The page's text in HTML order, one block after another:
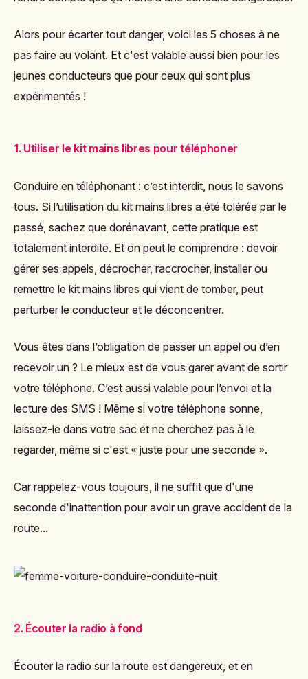
Alors pour écarter tout danger, voici les 5 choses à ne
pas faire au volant. Et c'est valable aussi bien pour les
jeunes conducteurs que pour ceux qui sont plus
expérimentés !
1. Utiliser le kit mains libres pour téléphoner
Conduire en téléphonant : c’est interdit, nous le savons
tous. Si l’utilisation du kit mains libres a été tolérée par le
passé, sachez que dorénavant, cette pratique est
totalement interdite. Et on peut le comprendre : devoir
gérer ses appels, décrocher, raccrocher, installer ou
remettre le kit mains libres qui vient de tomber, peut
perturber le conducteur et le déconcentrer.
Vous êtes dans l’obligation de passer un appel ou d’en
recevoir un ? Le mieux est de vous garer avant de sortir
votre téléphone. C’est aussi valable pour l’envoi et la
lecture des SMS ! Même si votre téléphone sonne,
laissez-le dans votre sac et ne cherchez pas à le
regarder, même si c'est « juste pour une seconde ».
Car rappelez-vous toujours, il ne suffit que d'une
seconde d'inattention pour avoir un grave accident de la
route...
2. Écouter la radio à fond
Écouter la radio sur la route est dangereux, et en